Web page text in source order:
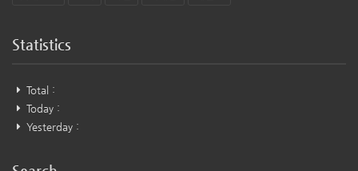
Statistics
Total :
Today :
Yesterday :